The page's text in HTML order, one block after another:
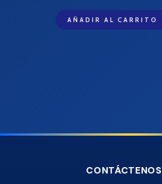
AÑADIR AL CARRITO
CONTÁCTENOS